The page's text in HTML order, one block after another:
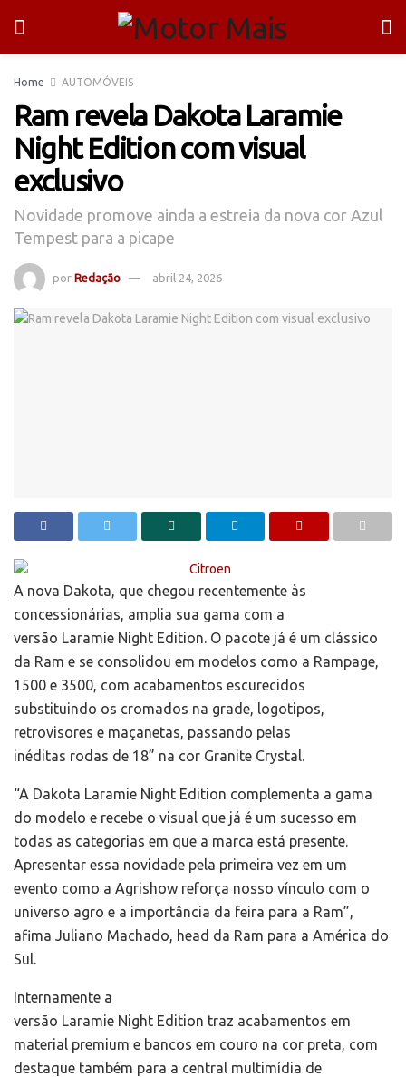
Home AUTOMÓVEIS
Ram revela Dakota Laramie
Night Edition com visual
exclusivo
Novidade promove ainda a estreia da nova cor Azul
Tempest para a picape
por Redação abril 24, 2026
A nova Dakota, que chegou recentemente às
concessionárias, amplia sua gama com a
versão Laramie Night Edition. O pacote já é um clássico
da Ram e se consolidou em modelos como a Rampage,
1500 e 3500, com acabamentos escurecidos
substituindo os cromados na grade, logotipos,
retrovisores e maçanetas, passando pelas
inéditas rodas de 18” na cor Granite Crystal.
“A Dakota Laramie Night Edition complementa a gama
do modelo e recebe o visual que já é um sucesso em
todas as categorias em que a marca está presente.
Apresentar essa novidade pela primeira vez em um
evento como a Agrishow reforça nosso vínculo com o
universo agro e a importância da feira para a Ram”,
afima Juliano Machado, head da Ram para a América do
Sul.
Internamente a
versão Laramie Night Edition traz acabamentos em
material premium e bancos em couro na cor preta, com
destaque também para a central multimídia de